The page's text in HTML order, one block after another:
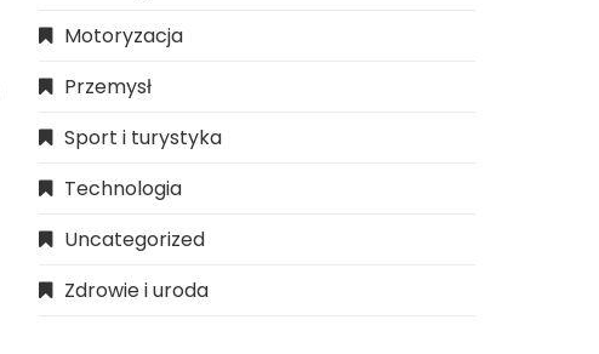
Motoryzacja
Przemysł
Sport i turystyka
Technologia
Uncategorized
Zdrowie i uroda